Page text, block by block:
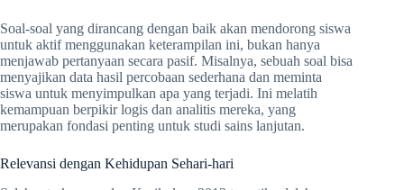
Soal-soal yang dirancang dengan baik akan mendorong siswa
untuk aktif menggunakan keterampilan ini, bukan hanya
menjawab pertanyaan secara pasif. Misalnya, sebuah soal bisa
menyajikan data hasil percobaan sederhana dan meminta
siswa untuk menyimpulkan apa yang terjadi. Ini melatih
kemampuan berpikir logis dan analitis mereka, yang
merupakan fondasi penting untuk studi sains lanjutan.
Relevansi dengan Kehidupan Sehari-hari